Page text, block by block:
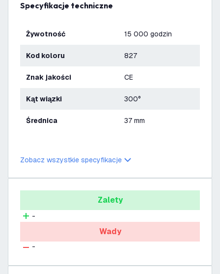
Specyfikacje techniczne
Żywotność 15 000 godzin
Kod koloru 827
Znak jakości CE
Kąt wiązki 300°
Średnica 37 mm
Zobacz wszystkie specyfikacje
Zalety
-
Wady
-